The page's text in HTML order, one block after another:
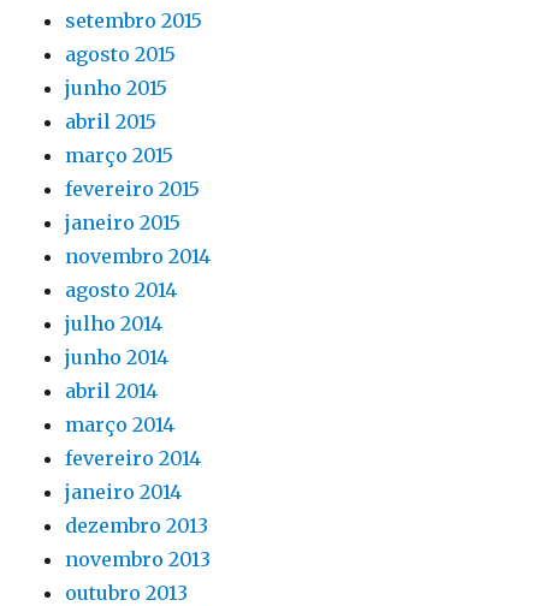
setembro 2015
agosto 2015
junho 2015
abril 2015
março 2015
fevereiro 2015
janeiro 2015
novembro 2014
agosto 2014
julho 2014
junho 2014
abril 2014
março 2014
fevereiro 2014
janeiro 2014
dezembro 2013
novembro 2013
outubro 2013